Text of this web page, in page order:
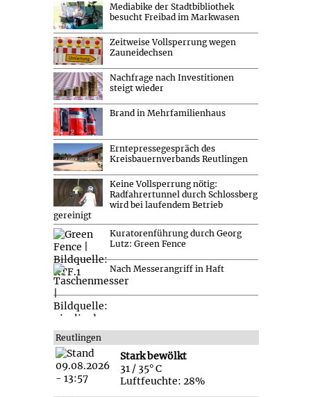
Mediabike der Stadtbibliothek
besucht Freibad im Markwasen
Zeitweise Vollsperrung wegen
Zauneidechsen
Nachfrage nach Investitionen
steigt wieder
Brand in Mehrfamilienhaus
Erntepressegespräch des
Kreisbauernverbands Reutlingen
Keine Vollsperrung nötig:
Radfahrertunnel durch Schlossberg
wird bei laufendem Betrieb
gereinigt
Kuratorenführung durch Georg
Lutz: Green Fence
Nach Messerangriff in Haft
Reutlingen
Stark bewölkt
31 / 35° C
Luftfeuchte: 28%